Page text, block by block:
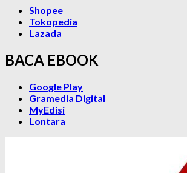
Shopee
Tokopedia
Lazada
BACA EBOOK
Google Play
Gramedia Digital
MyEdisi
Lontara